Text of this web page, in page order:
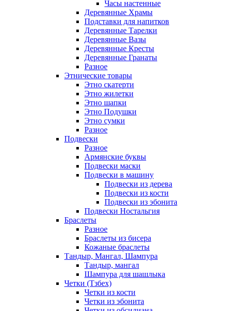
Часы настенные
Деревянные Храмы
Подставки для напитков
Деревянные Тарелки
Деревянные Вазы
Деревянные Кресты
Деревянные Гранаты
Разное
Этнические товары
Этно скатерти
Этно жилетки
Этно шапки
Этно Подушки
Этно сумки
Разное
Подвески
Разное
Армянские буквы
Подвески маски
Подвески в машину
Подвески из дерева
Подвески из кости
Подвески из эбонита
Подвески Ностальгия
Браслеты
Разное
Браслеты из бисера
Кожаные браслеты
Тандыр, Мангал, Шампура
Тандыр, мангал
Шампура для шашлыка
Четки (Тзбех)
Четки из кости
Четки из эбонита